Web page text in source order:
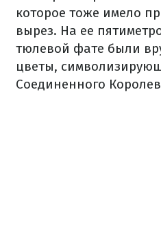
которое тоже имело
вырез. На ее
тюлевой фате были
цветы,
Соединенного